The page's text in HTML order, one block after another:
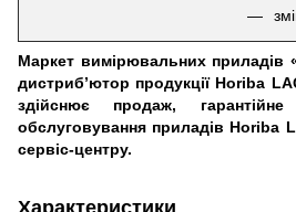
Маркет вимірювальних приладів
дистриб’ютор продукції Horiba
здійснює продаж, гарантійне
обслуговування приладів Horiba
сервіс-центру.